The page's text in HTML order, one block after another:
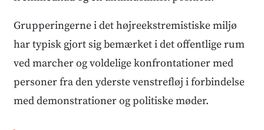
Grupperingerne i det højreekstremistiske miljø
har typisk gjort sig bemærket i det offentlige rum
ved marcher og voldelige konfrontationer med
personer fra den yderste venstrefløj i forbindelse
med demonstrationer og politiske møder.